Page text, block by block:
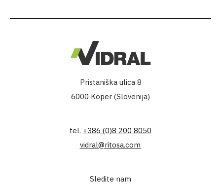
Pristaniška ulica 8
6000 Koper (Slovenija)
tel. +386 (0)8 200 8050
vidral@ritosa.com
Sledite nam